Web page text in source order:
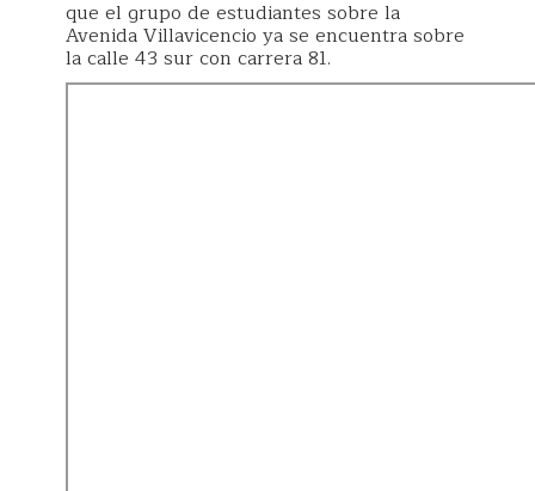
que el grupo de estudiantes sobre la
Avenida Villavicencio ya se encuentra sobre
la calle 43 sur con carrera 81.